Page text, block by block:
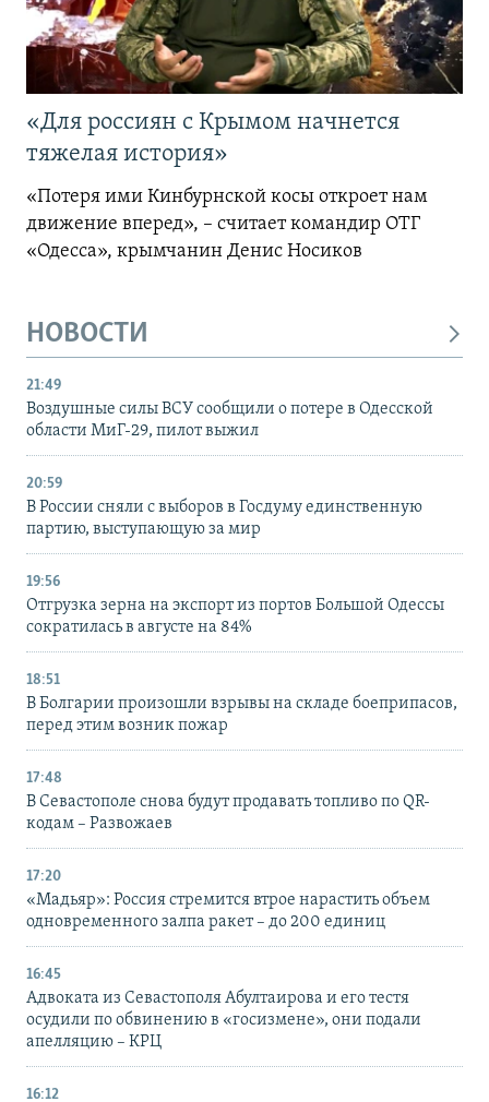
«Для россиян с Крымом начнется
тяжелая история»
«Потеря ими Кинбурнской косы откроет нам
движение вперед», – считает командир ОТГ
«Одесса», крымчанин Денис Носиков
НОВОСТИ
21:49
Воздушные силы ВСУ сообщили о потере в Одесской
области МиГ-29, пилот выжил
20:59
В России сняли с выборов в Госдуму единственную
партию, выступающую за мир
19:56
Отгрузка зерна на экспорт из портов Большой Одессы
сократилась в августе на 84%
18:51
В Болгарии произошли взрывы на складе боеприпасов,
перед этим возник пожар
17:48
В Севастополе снова будут продавать топливо по QR-
кодам – Развожаев
17:20
«Мадьяр»: Россия стремится втрое нарастить объем
одновременного залпа ракет – до 200 единиц
16:45
Адвоката из Севастополя Абултаирова и его тестя
осудили по обвинению в «госизмене», они подали
апелляцию – КРЦ
16:12